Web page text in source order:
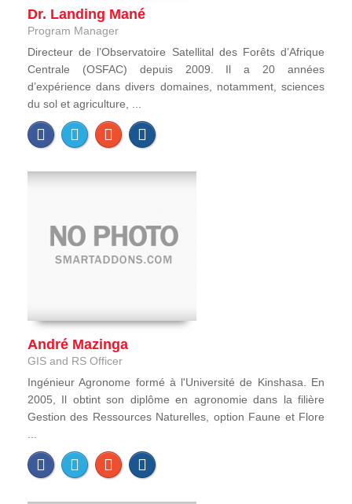
Dr. Landing Mané
Program Manager
Directeur de l’Observatoire Satellital des Forêts d’Afrique
Centrale (OSFAC) depuis 2009. Il a 20 années
d’expérience dans divers domaines, notamment, sciences
du sol et agriculture, ...
André Mazinga
GIS and RS Officer
Ingénieur Agronome formé à l'Université de Kinshasa. En
2005, Il obtint son diplôme en agronomie dans la filière
Gestion des Ressources Naturelles, option Faune et Flore